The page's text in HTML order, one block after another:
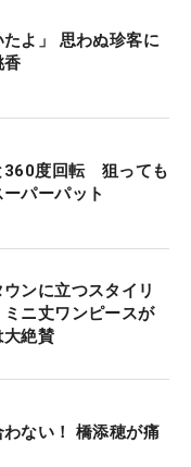
たよ」 思わぬ珍客に
香
360度回転 狙っても
パーパット
ンに立つスタイリ
ニ丈ワンピースが
大絶賛
ない！ 橋添穂が痛